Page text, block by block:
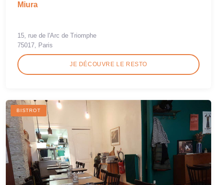
Miura
15, rue de l'Arc de Triomphe
75017, Paris
JE DÉCOUVRE LE RESTO
BISTROT